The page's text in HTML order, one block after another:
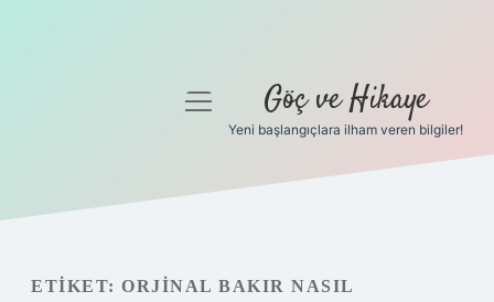
Gizlilik Politikası
menüyü
Göç ve Hikaye
Yeni başlangıçlara ilham veren bilgiler!
ETIKET: ORJINAL BAKIR NASIL